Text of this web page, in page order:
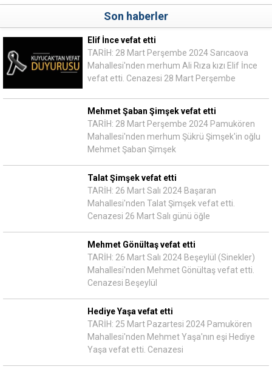
Son haberler
Elif İnce vefat etti
TARİH: 28 Mart Perşembe 2024 Sarıcaova
Mahallesi'nden merhum Ali Rıza kızı Elif İnce
vefat etti. Cenazesi 28 Mart Perşembe
Mehmet Şaban Şimşek vefat etti
TARİH: 28 Mart Perşembe 2024 Pamukören
Mahallesi'nden merhum Şükrü Şimşek'in oğlu
Mehmet Şaban Şimşek
Talat Şimşek vefat etti
TARİH: 26 Mart Salı 2024 Başaran
Mahallesi'nden Talat Şimşek vefat etti.
Cenazesi 26 Mart Salı günü öğle
Mehmet Gönültaş vefat etti
TARİH: 26 Mart Salı 2024 Beşeylül (Sinekler)
Mahallesi'nden Mehmet Gönültaş vefat etti.
Cenazesi Beşeylül
Hediye Yaşa vefat etti
TARİH: 25 Mart Pazartesi 2024 Pamukören
Mahallesi'nden Mehmet Yaşa'nın eşi Hediye
Yaşa vefat etti. Cenazesi